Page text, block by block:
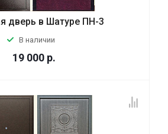
дверь в Шатуре ПН-3
В наличии
19 000 р.